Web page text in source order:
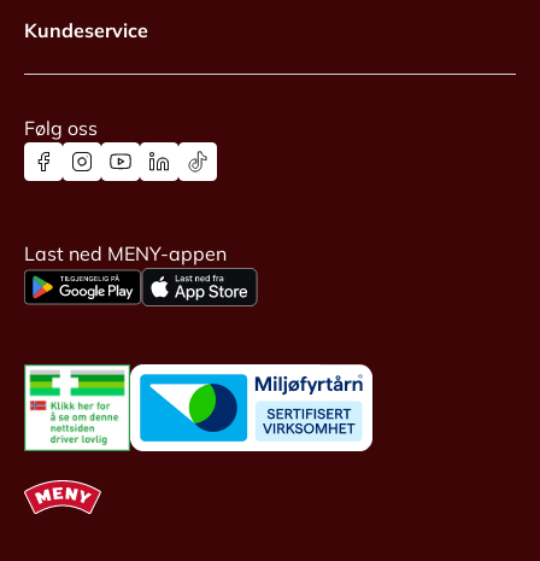
Kundeservice
Følg oss
Last ned MENY-appen